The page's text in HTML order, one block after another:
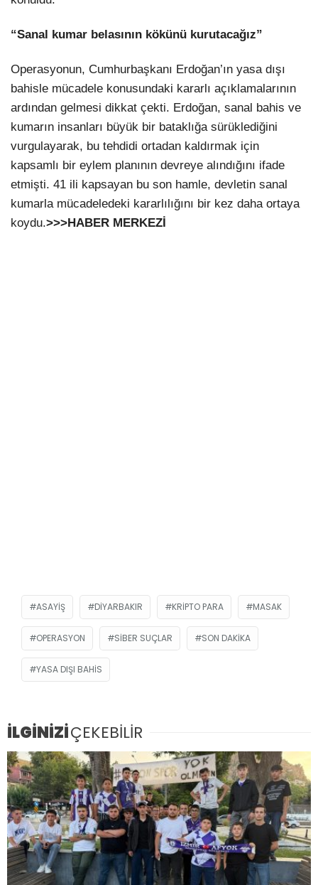
“Sanal kumar belasının kökünü kurutacağız”
Operasyonun, Cumhurbaşkanı Erdoğan’ın yasa dışı
bahisle mücadele konusundaki kararlı açıklamalarının
ardından gelmesi dikkat çekti. Erdoğan, sanal bahis ve
kumarın insanları büyük bir bataklığa sürüklediğini
vurgulayarak, bu tehdidi ortadan kaldırmak için
kapsamlı bir eylem planının devreye alındığını ifade
etmişti. 41 ili kapsayan bu son hamle, devletin sanal
kumarla mücadeledeki kararlılığını bir kez daha ortaya
koydu.>>>HABER MERKEZİ
ASAYIŞ DIYARBAKIR KRIPTO PARA MASAK
OPERASYON SIBER SUÇLAR SON DAKIKA
YASA DIŞI BAHIS
İLGİNİZİÇEKEBİLİR